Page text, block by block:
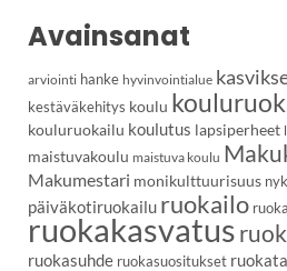
Avainsanat
arviointi hanke hyvinvointialue
kestäväkehitys koulu
kouluruokailu koulutus lapsiperheet
maistuvakoulu maistuva koulu
Makumestari monikulttuurisuus
päiväkotiruokailu ruokailo
ruokakasvatus
ruokasuhde ruokasuositukset